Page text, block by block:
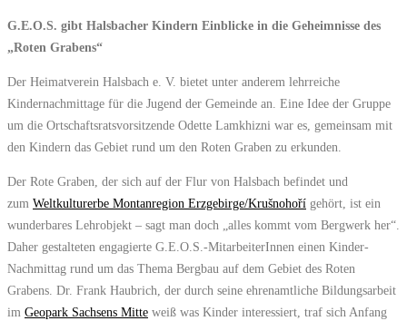
G.E.O.S. gibt Halsbacher Kindern Einblicke in die Geheimnisse des
„Roten Grabens“
Der Heimatverein Halsbach e. V. bietet unter anderem lehrreiche
Kindernachmittage für die Jugend der Gemeinde an. Eine Idee der Gruppe
um die Ortschaftsratsvorsitzende Odette Lamkhizni war es, gemeinsam mit
den Kindern das Gebiet rund um den Roten Graben zu erkunden.
Der Rote Graben, der sich auf der Flur von Halsbach befindet und
zum Weltkulturerbe Montanregion Erzgebirge/Krušnohoří gehört, ist ein
wunderbares Lehrobjekt – sagt man doch „alles kommt vom Bergwerk her“.
Daher gestalteten engagierte G.E.O.S.-MitarbeiterInnen einen Kinder-
Nachmittag rund um das Thema Bergbau auf dem Gebiet des Roten
Grabens. Dr. Frank Haubrich, der durch seine ehrenamtliche Bildungsarbeit
im Geopark Sachsens Mitte weiß was Kinder interessiert, traf sich Anfang